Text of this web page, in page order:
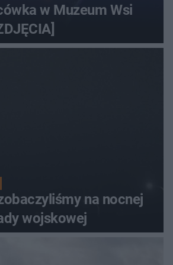
w Muzeum Wsi
na nocnej
wojskowej